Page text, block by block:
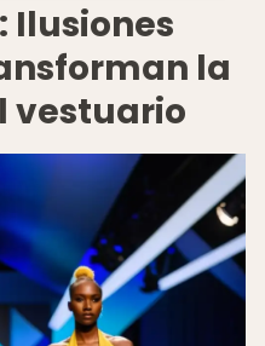
Ilusiones
la
vestuario